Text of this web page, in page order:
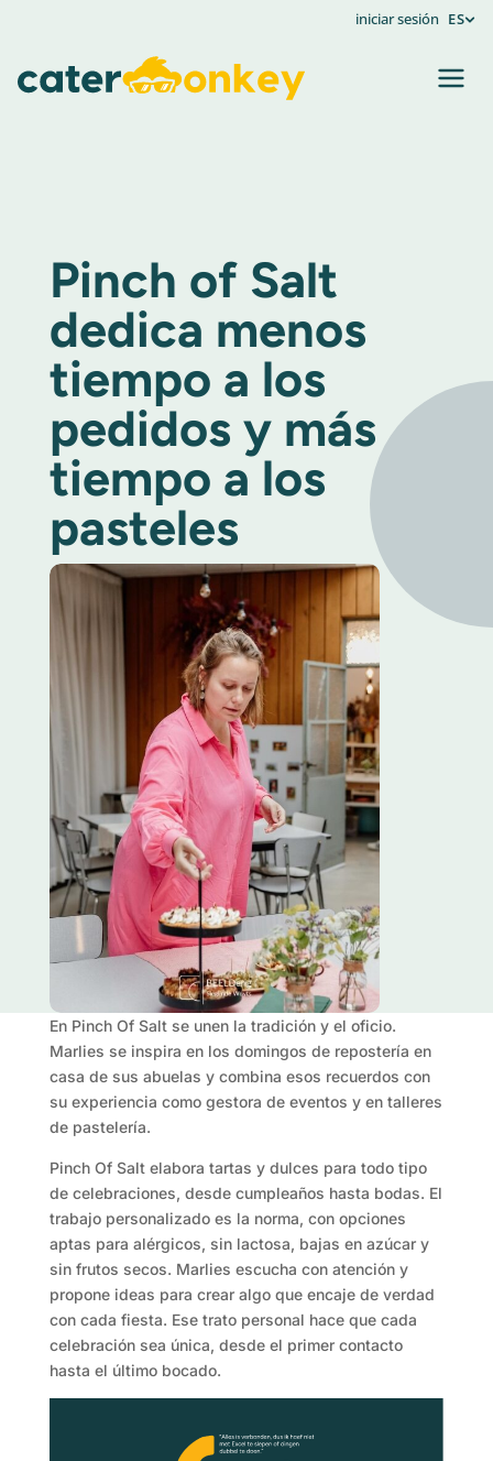
iniciar sesión ES
Pinch of Salt
dedica menos
tiempo a los
pedidos y más
tiempo a los
pasteles
En Pinch Of Salt se unen la tradición y el oficio.
Marlies se inspira en los domingos de repostería en
casa de sus abuelas y combina esos recuerdos con
su experiencia como gestora de eventos y en talleres
de pastelería.
Pinch Of Salt elabora tartas y dulces para todo tipo
de celebraciones, desde cumpleaños hasta bodas. El
trabajo personalizado es la norma, con opciones
aptas para alérgicos, sin lactosa, bajas en azúcar y
sin frutos secos. Marlies escucha con atención y
propone ideas para crear algo que encaje de verdad
con cada fiesta. Ese trato personal hace que cada
celebración sea única, desde el primer contacto
hasta el último bocado.